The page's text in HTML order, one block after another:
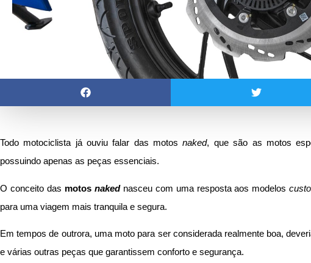
Todo motociclista já ouviu falar das motosnaked, que são as motos
possuindo apenas as peças essenciais.
O conceito das motos nakednasceu com uma resposta aos modelos
para uma viagem mais tranquila e segura.
Em tempos de outrora, uma moto para ser considerada realmente boa,
e várias outras peças que garantissem conforto e segurança.